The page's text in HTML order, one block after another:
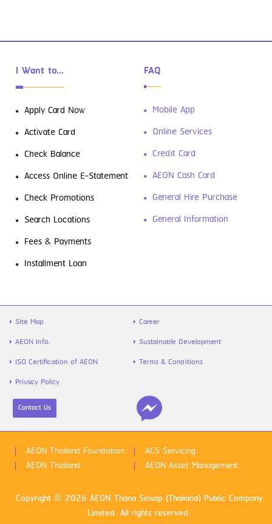
ดาวน์โหลดฟรี! 4 แอปการเงินที่ต้องมีติด
รู้จัก “สินเชื่อส่วนบุคคล” ตัวช่วยเงิน
ขาดมือ พร้อมวิธีใช้ให้คุ้ม และไม่เป็นหนี้ซ้ำ
ไข้หวัดใหญ่สายพันธุ์ A VS B ต่างกันยัง
ไง พร้อมวิธีป้องกันก่อนป่วย
I Want to...
Apply Card Now
Activate Card
Check Balance
Access Online E-Statement
Check Promotions
Search Locations
Fees & Payments
Installment Loan
FAQ
Mobile App
Online Services
Credit Card
AEON Cash Card
General Hire Purchase
General Information
Site Map
Career
AEON Info.
Sustainable Development
ISO Certification of AEON
Terms & Conditions
Privacy Policy
Contact Us
AEON Thailand Foundation
ACS Servicing
AEON Thailand
AEON Asset Management
Copyright © 2026 AEON Thana Sinsap (Thailand) Public Company
Limited. All rights reserved.